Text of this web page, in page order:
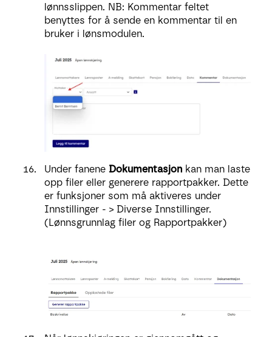
lønnsslippen. NB: Kommentar feltet
benyttes for å sende en kommentar til en
bruker i lønsmodulen.
Under fanene Dokumentasjon kan man laste
opp filer eller generere rapportpakker. Dette
er funksjoner som må aktiveres under
Innstillinger - > Diverse Innstillinger.
(Lønnsgrunnlag filer og Rapportpakker)